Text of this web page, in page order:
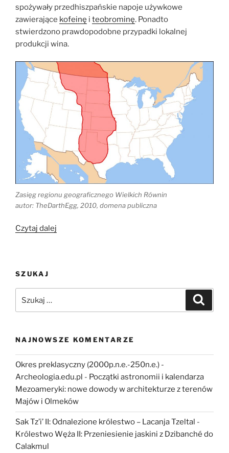
spożywały przedhiszpańskie napoje używkowe
zawierające kofeinę i teobrominę. Ponadto
stwierdzono prawdopodobne przypadki lokalnej
produkcji wina.
Zasięg regionu geograficznego Wielkich Równin
autor: TheDarthEgg, 2010, domena publiczna
Czytaj dalej
Wielkich
SZUKAJ
NAJNOWSZE KOMENTARZE
Okres preklasyczny (2000p.n.e.-250n.e.) -
Archeologia.edu.pl - Początki astronomii i kalendarza
Mezoameryki: nowe dowody w architekturze z terenów
Majów i Olmeków
Sak Tz’i’ II: Odnalezione królestwo – Lacanja Tzeltal -
Królestwo Węża II: Przeniesienie jaskini z Dzibanché do
Calakmul